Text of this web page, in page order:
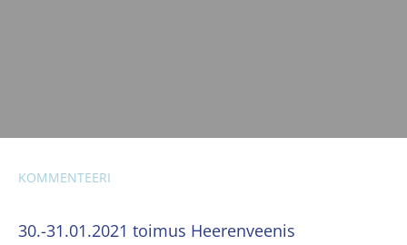
KOMMENTEERI
30.-31.01.2021 toimus Heerenveenis